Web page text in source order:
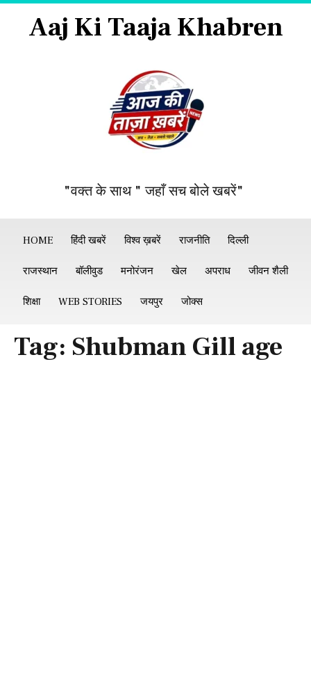
Aaj Ki Taaja Khabren
"वक्त के साथ " जहाँ सच बोले खबरें"
HOME हिंदी खबरें विश्व ख़बरें राजनीति दिल्ली
राजस्थान बॉलीवुड मनोरंजन खेल अपराध जीवन शैली
शिक्षा WEB STORIES जयपुर जोक्स
Tag: Shubman Gill age